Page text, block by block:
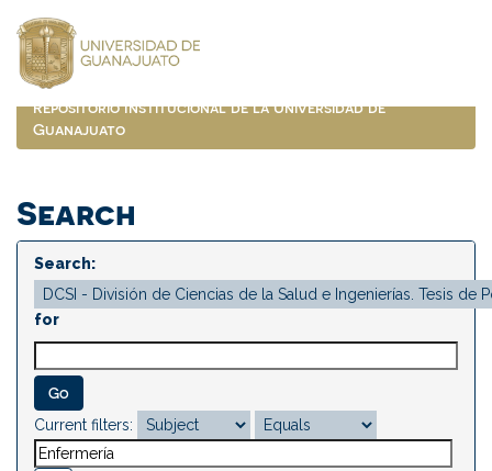
navigation
Repositorio Institucional de la Universidad de
Guanajuato
Search
Search:
for
Current filters: